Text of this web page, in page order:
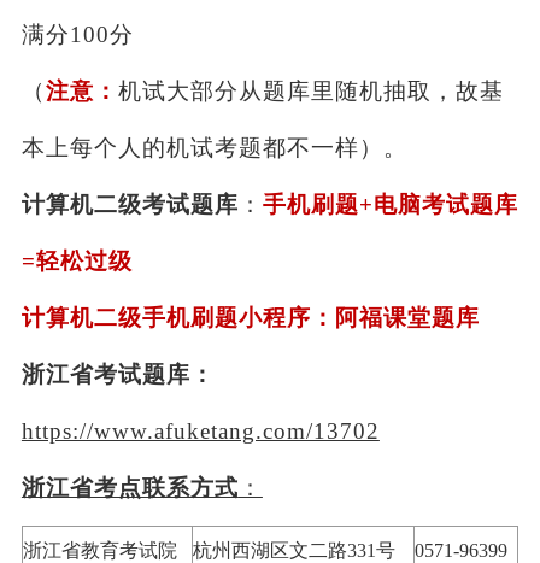
满分100分
（注意： 机试大部分从题库里随机抽取，故基
本上每个人的机试考题都不一样）。
计算机二级考试题库 ： 手机刷题+电脑考试题库
=轻松过级
计算机二级手机刷题小程序：阿福课堂题库
浙江省考试题库：
https://www.afuketang.com/13702
浙江省考点联系方式 ：
浙江省教育考试院 杭州西湖区文二路331号 0571-96399